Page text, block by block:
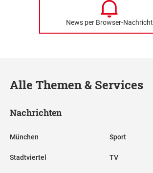
News per Browser-Nachricht
Alle Themen & Services
Nachrichten
München
Stadtviertel
Sport
TV